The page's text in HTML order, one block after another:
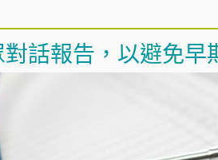
話報告，以避免早